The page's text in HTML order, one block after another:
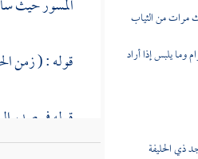
مرات من الثياب
وما يلبس إذا أراد
ذي الحليفة
المسورحيث
قوله : ( زمن
قوله في صدر
منالمدينة